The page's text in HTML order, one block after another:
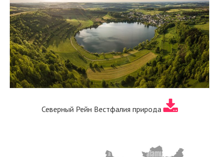
Северный Рейн Вестфалия природа